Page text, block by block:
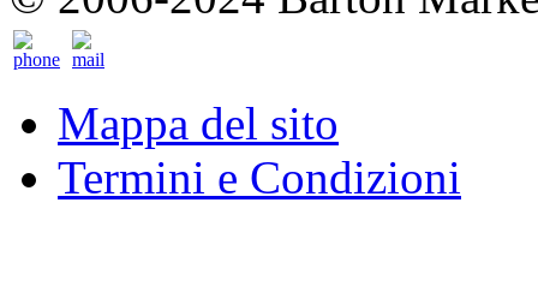
Mappa del sito
Termini e Condizioni